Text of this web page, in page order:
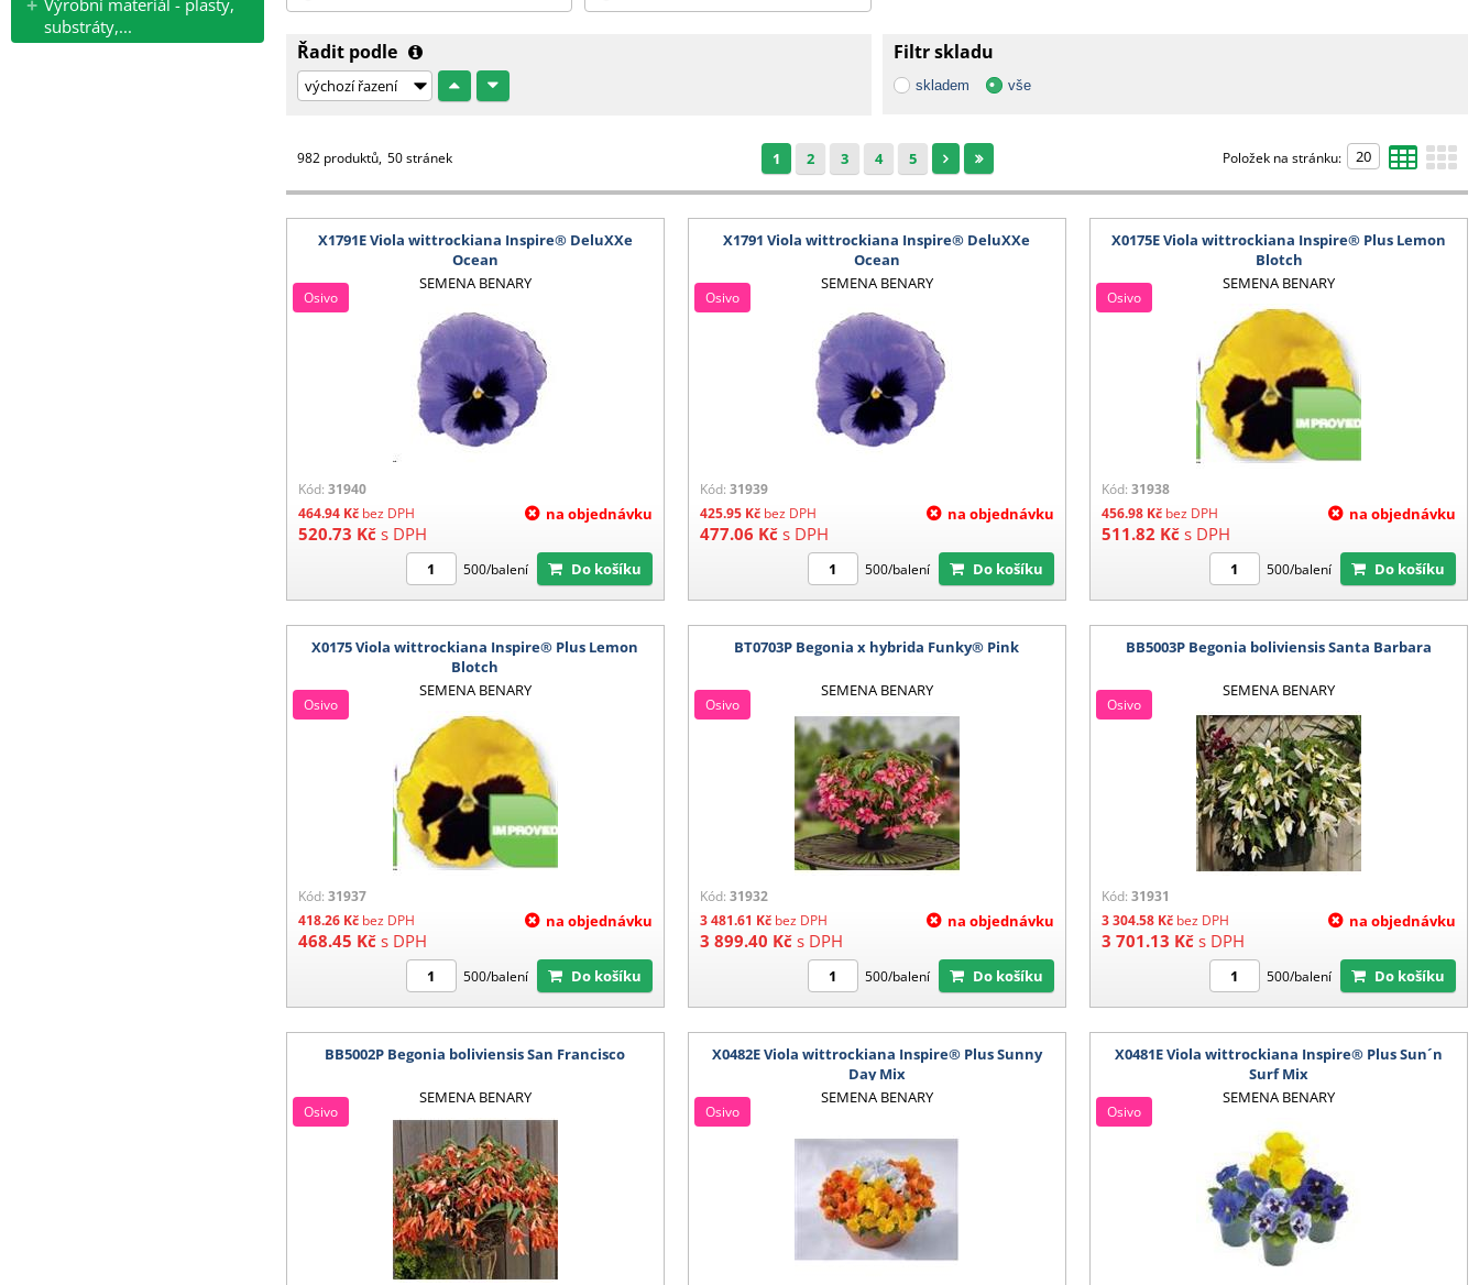
Výrobní materiál - plasty,
substráty,...
Řadit podle Filtr skladu
skladem vše
982 produktů 50 stránek 1 2 3 4 5 Položek na stránku:
X1791E Viola wittrockiana Inspire® DeluXXe
Ocean
SEMENA BENARY
Kód: 31940
464.94 Kč bez DPH
520.73 Kč s DPH
Osivo
na objednávku
500/balení Do košíku
X1791 Viola wittrockiana Inspire® DeluXXe
Ocean
SEMENA BENARY
Kód:31939
425.95 Kč bez DPH
477.06 Kč s DPH
Osivo
na objednávku
500/balení Do košíku
X0175E Viola wittrockiana Inspire® Plus Lemon
Blotch
SEMENA BENARY
Kód:31938
456.98 Kč bez DPH
511.82 Kč s DPH
Osivo
na objednávku
500/balení Do košíku
X0175 Viola wittrockiana Inspire® Plus Lemon
Blotch
SEMENA BENARY
Kód: 31937
418.26 Kč bez DPH
468.45 Kč s DPH
Osivo
na objednávku
500/balení Do košíku
BT0703P Begonia x hybrida Funky® Pink
SEMENA BENARY
Kód:31932
3 481.61 Kč bez DPH
3 899.40 Kč s DPH
Osivo
na objednávku
500/balení Do košíku
BB5003P Begonia boliviensis Santa Barbara
SEMENA BENARY
Kód:31931
3 304.58 Kč bez DPH
3 701.13 Kč s DPH
Osivo
na objednávku
500/balení Do košíku
BB5002P Begonia boliviensis San Francisco
SEMENA BENARY
Osivo
X0482E Viola wittrockiana Inspire® Plus Sunny
Day Mix
SEMENA BENARY
Osivo
X0481E Viola wittrockiana Inspire® Plus Sun´n
Surf Mix
SEMENA BENARY
Osivo